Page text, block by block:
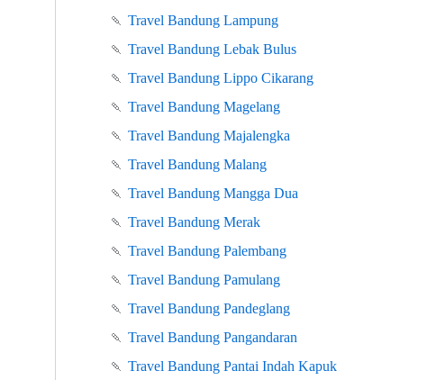
🍡 Travel Bandung Lampung
🍡 Travel Bandung Lebak Bulus
🍡 Travel Bandung Lippo Cikarang
🍡 Travel Bandung Magelang
🍡 Travel Bandung Majalengka
🍡 Travel Bandung Malang
🍡 Travel Bandung Mangga Dua
🍡 Travel Bandung Merak
🍡 Travel Bandung Palembang
🍡 Travel Bandung Pamulang
🍡 Travel Bandung Pandeglang
🍡 Travel Bandung Pangandaran
🍡 Travel Bandung Pantai Indah Kapuk